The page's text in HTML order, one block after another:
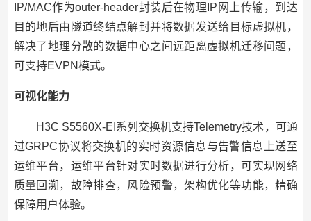
IP/MAC作为outer-header封装后在物理IP网上传输，到达
目的地后由隧道终结点解封并将数据发送给目标虚拟机，
解决了地理分散的数据中心之间远距离虚拟机迁移问题，
可支持EVPN模式。
可视化能力
H3C S5560X-EI系列交换机支持Telemetry技术，可通
过GRPC协议将交换机的实时资源信息与告警信息上送至
运维平台，运维平台针对实时数据进行分析，可实现网络
质量回溯，故障排查，风险预警，架构优化等功能，精确
保障用户体验。